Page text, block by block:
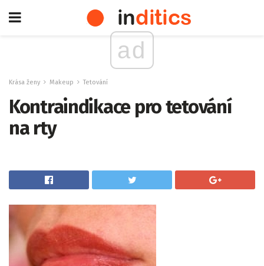
ad
Krása ženy Makeup Tetování
Kontraindikace pro tetování
na rty